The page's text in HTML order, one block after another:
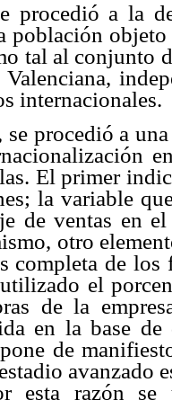
procedió a la
población
tal al conjunto
internacionales.
se procedió a
El primer
la variable
de ventas en
otro
completa de los
el
de la
en la base
de
avanzado
esta razón